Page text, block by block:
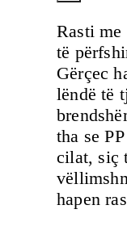
Rasti me
të
Gërçec
lëndë të
tha se
cilat, siç
hapen